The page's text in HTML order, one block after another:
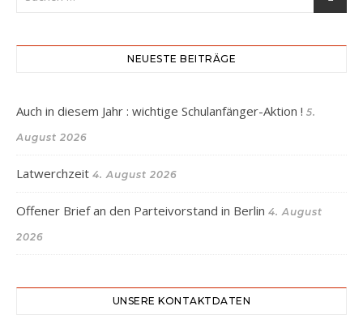
NEUESTE BEITRÄGE
Auch in diesem Jahr : wichtige Schulanfänger-Aktion ! 5.
August 2026
Latwerchzeit 4. August 2026
Offener Brief an den Parteivorstand in Berlin 4. August
2026
UNSERE KONTAKTDATEN